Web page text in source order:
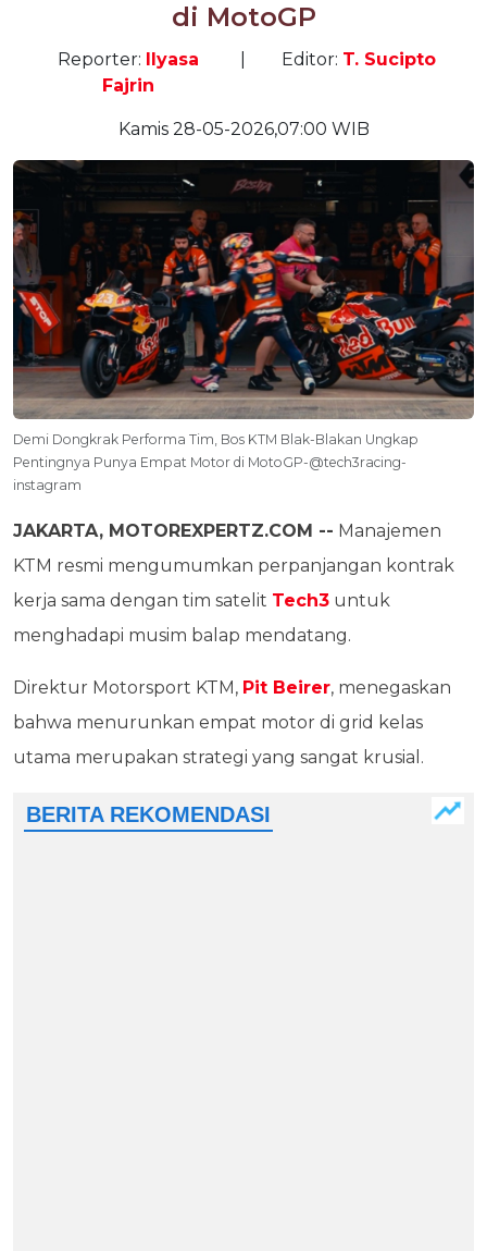
di MotoGP
Reporter: Ilyasa
Fajrin
Editor: T. Sucipto
Kamis 28-05-2026,07:00 WIB
Demi Dongkrak Performa Tim, Bos KTM Blak-Blakan Ungkap
Pentingnya Punya Empat Motor di MotoGP-@tech3racing-
instagram
JAKARTA, MOTOREXPERTZ.COM -- Manajemen
KTM resmi mengumumkan perpanjangan kontrak
kerja sama dengan tim satelit Tech3 untuk
menghadapi musim balap mendatang.
Direktur Motorsport KTM, Pit Beirer, menegaskan
bahwa menurunkan empat motor di grid kelas
utama merupakan strategi yang sangat krusial.